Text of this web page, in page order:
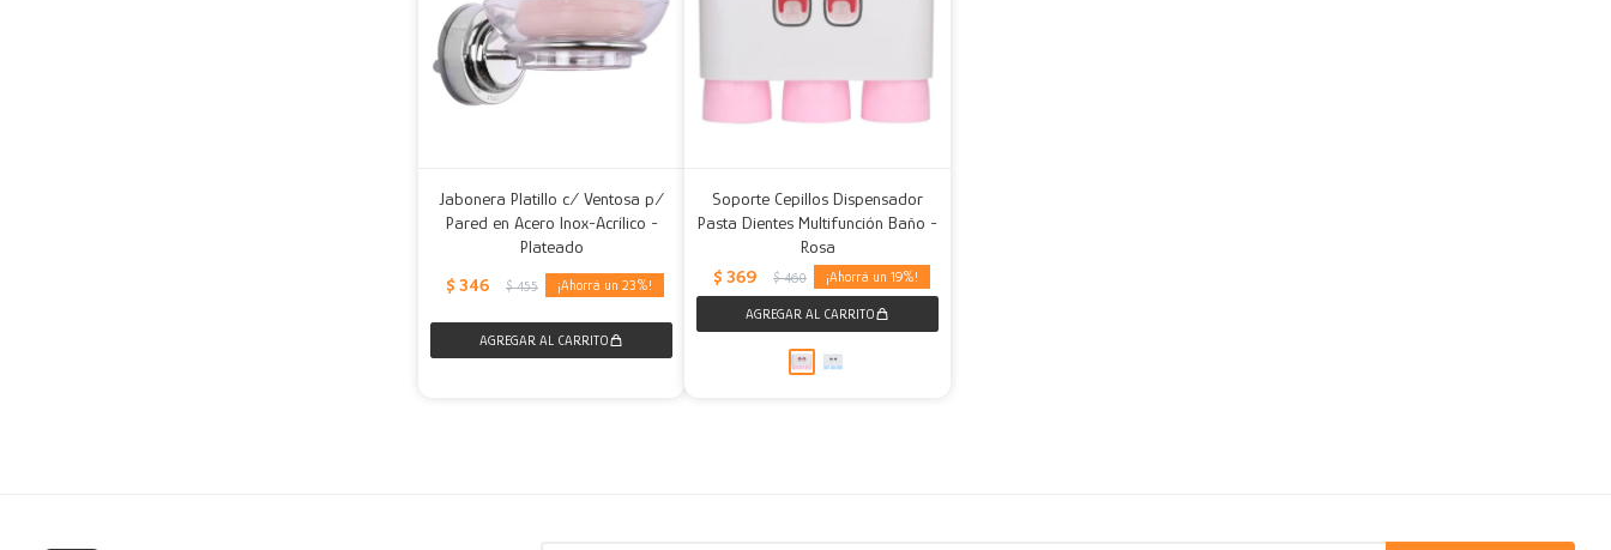
Jabonera Platillo c/ Ventosa p/
Pared en Acero Inox-Acrílico -
Plateado
$ 346 $ 455 23
Soporte Cepillos Dispensador
Pasta Dientes Multifunción Baño -
Rosa
$ 369 $ 460 19